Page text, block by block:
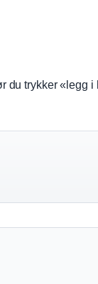
trykker «legg